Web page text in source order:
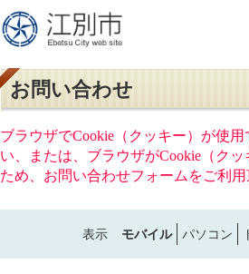
お問い合わせ
ブラウザでCookie（クッキー）が使
い、または、ブラウザがCookie（ク
ため、お問い合わせフォームをご利用
表示 モバイル パソコン